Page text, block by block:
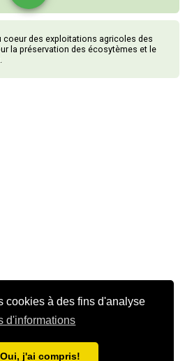
cookies à des fins d'analyse
d'informations
Oui, j'ai compris!
coeur des exploitations agricoles des
la préservation des écosytèmes et le